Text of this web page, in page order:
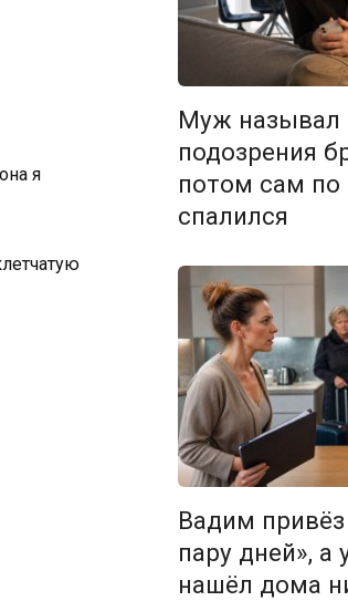
я
Муж называл
подозрения
потом сам по
спалился
Вадим
пару дней», а
нашёл дома